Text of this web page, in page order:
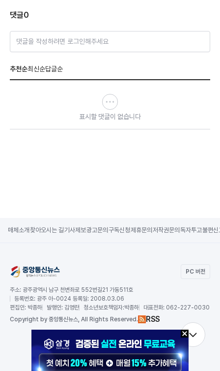
댓글0
댓글을 작성하려면 로그인해주세요
추천순최신순답글순
표시할 댓글이 없습니다
매체소개 찾아오시는 길기사제보광고문의 구독신청제휴문의 저작권문의 독자투고불편신
PC 버전
주소: 광주광역시 남구 천변좌로 552번길21 가동511호
등록번호: 광주 아-0024 등록일: 2008.03.06
편집인: 박종하 발행인: 김영란 청소년보호책임자:박종하 대표전화: 062-227-0030
Copyright by 중앙통신뉴스, All Rights Reserved. RSS